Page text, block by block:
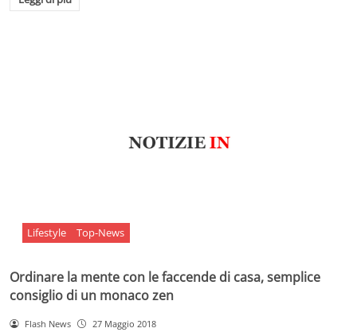
Lifestyle Top-News
Ordinare la mente con le faccende di casa, semplice
consiglio di un monaco zen
Flash News 27 Maggio 2018